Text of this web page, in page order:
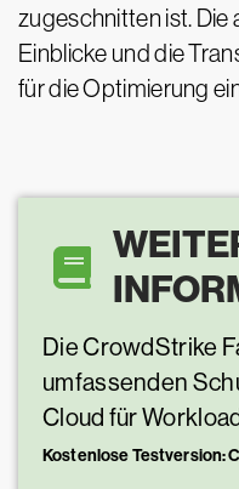
zugeschnitten ist. Die
Einblicke und die
für die Optimierung
Die CrowdStrike
umfassenden
Cloud für
Kostenlose Testversion: